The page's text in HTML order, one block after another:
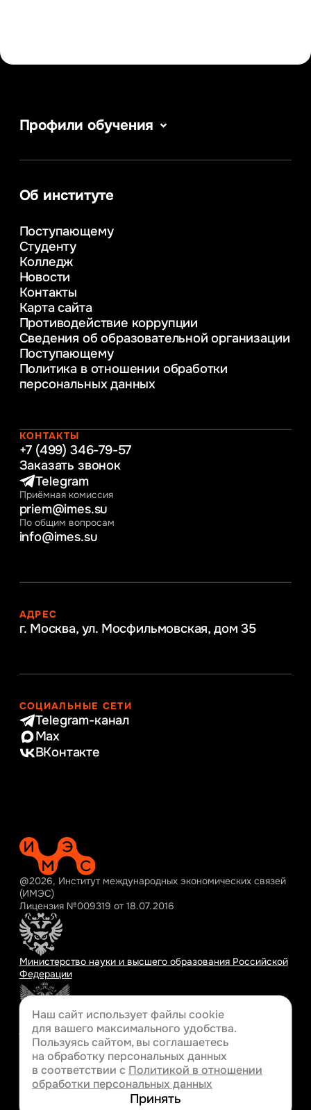
Профили обучения
Сервис в сфере туризма и гостеприимства
Информационные системы и бизнес-
аналитика
деятельности
Психолого-педагогическое
консультирование и медиация
в образовании
Управление инновационным развитием
предприятия
Уголовное право
Информационные технологии в бизнесе
Информационное и программное
обеспечение бизнес процессов
Управление человеческими ресурсами
Интернет-маркетинг
Об институте
Поступающему
Студенту
Колледж
Новости
Контакты
Карта сайта
Противодействие коррупции
Сведения об образовательной организации
Поступающему
Политика в отношении обработки
персональных данных
КОНТАКТЫ
+7 (499) 346-79-57
Заказать звонок
Telegram
Приёмная комиссия
priem@imes.su
По общим вопросам
info@imes.su
АДРЕС
г. Москва, ул. Мосфильмовская, дом 35
СОЦИАЛЬНЫЕ СЕТИ
Telegram-канал
Max
ВКонтакте
@2026, Институт международных экономических связей
(ИМЭС)
Лицензия №009319 от 18.07.2016
Министерство науки и высшего образования Российской
Федерации
Министерство просвещения Российской Федерации
Разработка сайта
Наш сайт использует файлы cookie
для вашего максимального удобства.
Пользуясь сайтом, вы соглашаетесь
на обработку персональных данных
в соответствии с Политикой в отношении
обработки персональных данных
Принять